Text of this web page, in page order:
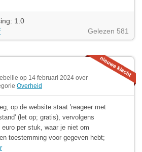
1.0
Gelezen 581
op 14 februari 2024 over
Overheid
op de website staat 'reageer met
(let op; gratis), vervolgens
per stuk, waar je niet om
toestemming voor gegeven hebt;